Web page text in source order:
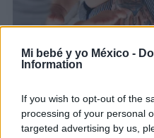
Mi bebé y yo México -
Information
If you wish to opt-out of the
processing of your personal
targeted advertising by us,